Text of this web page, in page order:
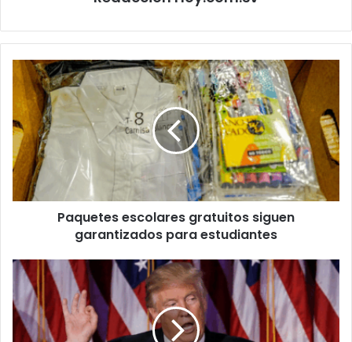
Paquetes
escolares
gratuitos
siguen
garantizados
para
estudiantes
Paquetes escolares gratuitos siguen
garantizados para estudiantes
Parlamento
Europeo
frena
votación
clave